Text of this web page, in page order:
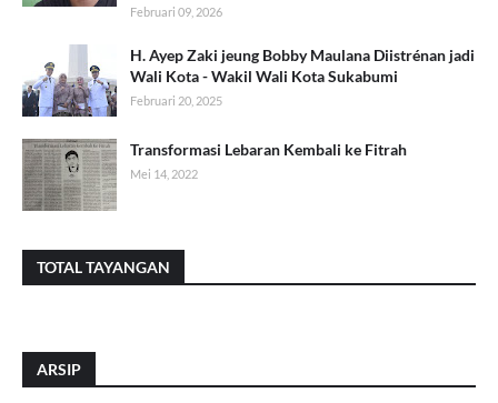
Februari 09, 2026
H. Ayep Zaki jeung Bobby Maulana Diistrénan jadi
Wali Kota - Wakil Wali Kota Sukabumi
Februari 20, 2025
Transformasi Lebaran Kembali ke Fitrah
Mei 14, 2022
TOTAL TAYANGAN
ARSIP